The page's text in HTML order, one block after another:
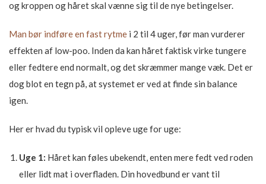
og kroppen og håret skal vænne sig til de nye betingelser.
Man bør indføre en fast rytme i 2 til 4 uger, før man vurderer
effekten af low-poo. Inden da kan håret faktisk virke tungere
eller fedtere end normalt, og det skræmmer mange væk. Det er
dog blot en tegn på, at systemet er ved at finde sin balance
igen.
Her er hvad du typisk vil opleve uge for uge:
Uge 1: Håret kan føles ubekendt, enten mere fedt ved roden
eller lidt mat i overfladen. Din hovedbund er vant til